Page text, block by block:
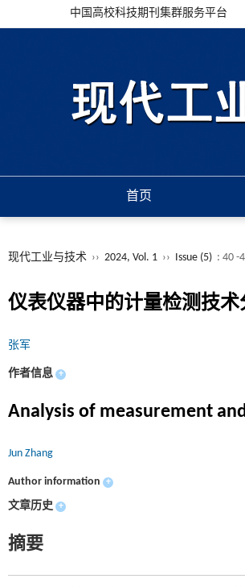
中国高校科技期刊集群服务平台
首页
现代工业与技术 ›› 2024, Vol. 1 ›› Issue (5) : 40 -
仪表仪器中的计量检测技术
张军
作者信息 +
Analysis of measurement
Jun Zhang
Author information +
文章历史 +
摘要